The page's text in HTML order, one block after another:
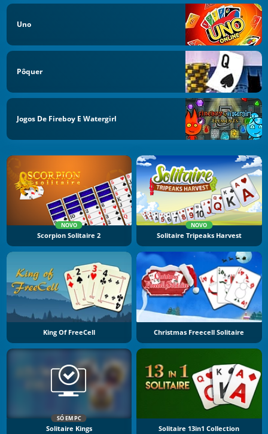
Uno
Pôquer
Jogos De Fireboy E Watergirl
NOVO
Scorpion Solitaire 2
NOVO
Solitaire Tripeaks Harvest
King Of FreeCell Christmas Freecell Solitaire
SÓ EM PC
Solitaire Kings Solitaire 13in1 Collection